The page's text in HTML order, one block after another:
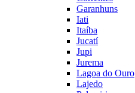
Garanhuns
Iati
Itaíba
Jucatí
Jupi
Jurema
Lagoa do Ouro
Lajedo